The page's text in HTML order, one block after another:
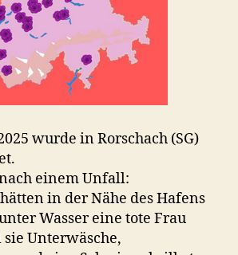
wurde in Rorschach (SG)
einem Unfall:
in der Nähe des Hafens
Wasser eine tote Frau
Unterwäsche,